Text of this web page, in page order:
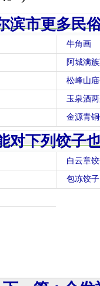
滨市更多民
牛角画
阿城满
松峰山
玉泉酒
金源青
对下列饺子
白云章
包冻饺